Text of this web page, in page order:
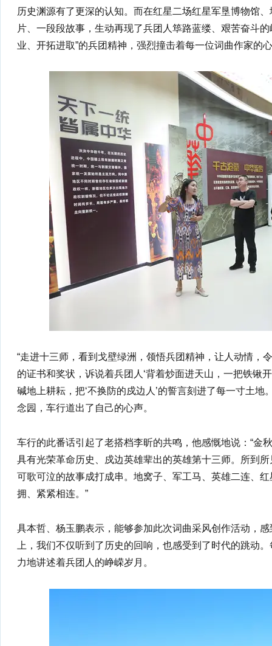
历史渊源有了更深的认知。而在红星二场红星军垦博物馆
片、一段段故事，生动再现了兵团人筚路蓝缕、艰苦奋斗
业、开拓进取”的兵团精神，强烈撞击着每一位词曲作家的
“走进十三师，看到戈壁绿洲，领悟兵团精神，让人动情，
的证书和奖状，诉说着兵团人‘背着炒面进天山，一把铁锹
碱地上耕耘，把‘不换防的戍边人’的誓言刻进了每一寸土
念园，车行道出了自己的心声。
车行的此番话引起了老搭档李昕的共鸣，他感慨地说：“金
具有光荣革命历史、戍边英雄辈出的英雄第十三师。所到
可歌可泣的故事成打成串。地窝子、军工马、英雄二连、
拥、紧紧相连。”
具本哲、杨玉鹏表示，能够参加此次词曲采风创作活动，
上，我们不仅听到了历史的回响，也感受到了时代的跳动
力地讲述着兵团人的峥嵘岁月。